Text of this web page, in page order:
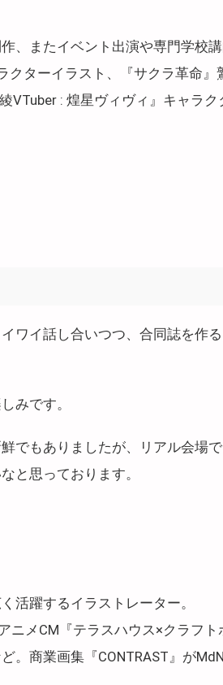
、またイベント出演や専門学校
クターイラスト、『サクラ革命
VTuber : 煌星ヴィヴィ』キャラ
ワイ話し合いつつ、合同誌を作
みです。
でもありましたが、リアル会場
と思っております。
活躍するイラストレーター。
メCM『テラスハウス×クラフト
。商業画集『CONTRAST』が